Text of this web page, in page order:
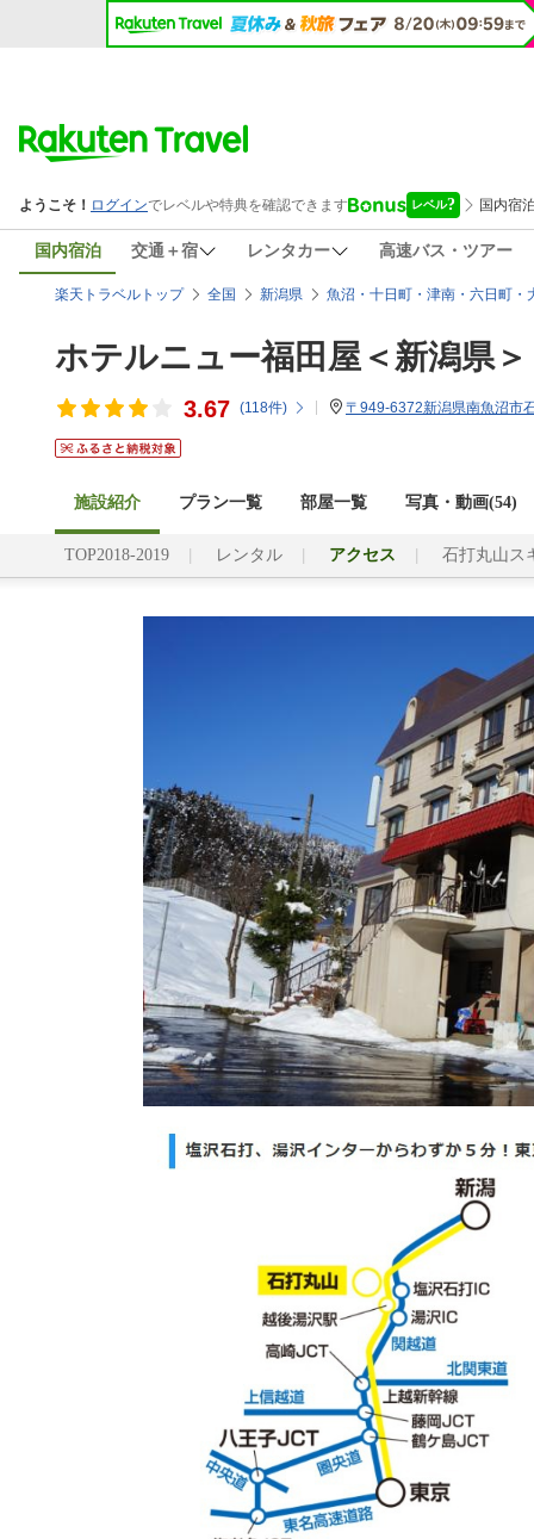
国内宿泊 交通＋宿 レンタカー 高速バス・ツアー
楽天トラベルトップ 全国 新潟県 魚沼・十日町・津南・六日町・
ホテルニュー福田屋＜新潟県＞
3.67 (118件) 〒949-6372新潟県南魚沼市
施設紹介 プラン一覧 部屋一覧 写真・動画(54)
TOP2018-2019 レンタル アクセス 石打丸山ス